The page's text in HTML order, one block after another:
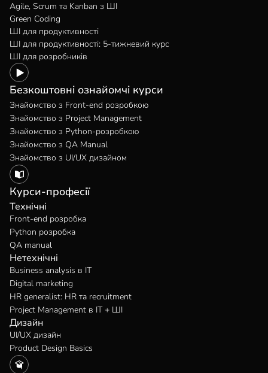
Agile, Scrum та Kanban з ШІ
Green Coding
ШІ для продуктивності
ШІ для продуктивності: 5-тижневий курс
ШІ для розробників
Безкоштовні ознайомчі курси
Знайомство з Front-end розробкою
Знайомство з Project Management
Знайомство з Python-розробкою
Знайомство з QA Manual
Знайомство з UI/UX дизайном
Курси-професії
Технічні
Front-end розробка
Python розробка
QA manual
Нетехнічні
Business analysis в IT
Digital marketing
HR generalist: HR та recruitment
Project Management в IT + ШІ
Дизайн
UI/UX дизайн
Product Design Basics